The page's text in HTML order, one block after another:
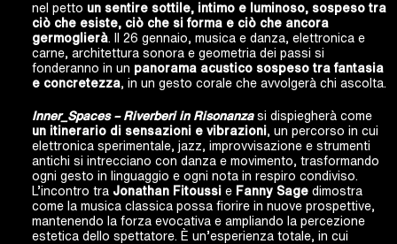
nel petto un sentire sottile, intimo e luminoso, sospeso tra
ciò che esiste, ciò che si forma e ciò che ancora
germoglierà. Il 26 gennaio, musica e danza, elettronica e
carne, architettura sonora e geometria dei passi si
fonderanno in un panorama acustico sospeso tra fantasia
e concretezza, in un gesto corale che avvolgerà chi ascolta.
Inner_Spaces – Riverberi in Risonanzasi dispiegherà come
un itinerario di sensazioni e vibrazioni, un percorso in cui
elettronica sperimentale, jazz, improvvisazione e strumenti
antichi si intrecciano con danza e movimento, trasformando
ogni gesto in linguaggio e ogni nota in respiro condiviso.
L’incontro tra Jonathan Fitoussi e Fanny Sage dimostra
come la musica classica possa fiorire in nuove prospettive,
mantenendo la forza evocativa e ampliando la percezione
estetica dello spettatore. È un’esperienza totale, in cui